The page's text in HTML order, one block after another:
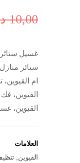
10,00
غسيل ستائر
ستائر
ام
القيوين،
القيوين،
العلامات
القيوين ,